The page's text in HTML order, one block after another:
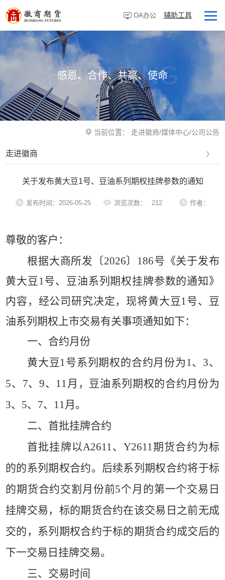
辅助工具
OA办公
首页
客户服务
研究资讯
业务板块
党建专栏
HUISHANG
感恩、合作、共赢、使命
当前位置： 走进徽商/媒体中心/公司公告
走进徽商
关于发布黄大豆1号、豆油系列期权挂牌参数的通知
发布时间：2026-05-25 浏览次数： 212 作者：
尊敬的客户：
根据大商所发〔2026〕186号《关于发布
黄大豆1号、豆油系列期权挂牌参数的通知》
内容，经公司研究决定，现将黄大豆1号、豆
油系列期权上市交易有关事项通知如下：
一、合约月份
黄大豆1号系列期权的合约月份为1、3、
5、7、9、11月，豆油系列期权的合约月份为
3、5、7、11月。
二、首批挂牌合约
首批挂牌以A2611、Y2611期货合约为标
的的系列期权合约。后续系列期权合约将于标
的期货合约交割月份前5个月的第一个交易日
挂牌交易，标的期货合约在该交易日之前无成
交的，系列期权合约于标的期货合约成交后的
下一交易日挂牌交易。
三、交易时间